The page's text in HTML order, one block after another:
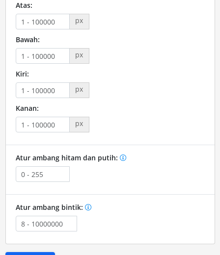
Atas:
px
Bawah:
px
Kiri:
px
Kanan:
px
Atur ambang hitam dan putih:
Atur ambang bintik: